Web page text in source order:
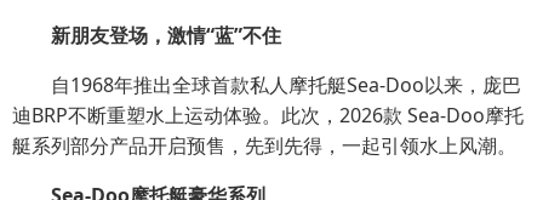
新朋友登场，激情“蓝”不住
自1968年推出全球首款私人摩托艇Sea-Doo以来，庞巴
迪BRP不断重塑水上运动体验。此次，2026款 Sea-Doo摩托
艇系列部分产品开启预售，先到先得，一起引领水上风潮。